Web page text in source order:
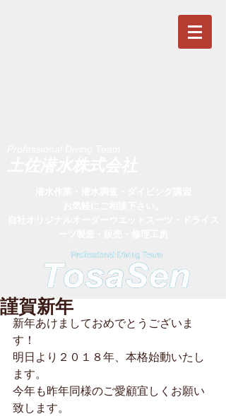
謹賀新年
新年あけましておめでとうございま
す！
明日より２０１８年、本格始動いたし
ます。
今年も昨年同様のご愛顧宜しくお願い
致します。